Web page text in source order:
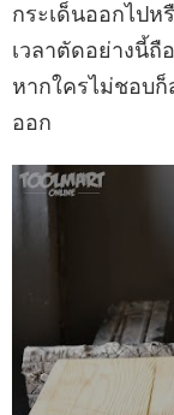
กระเด็นออกไปห
เวลาตัดอย่างนี้
หากใครไม่ชอบก็
ออก